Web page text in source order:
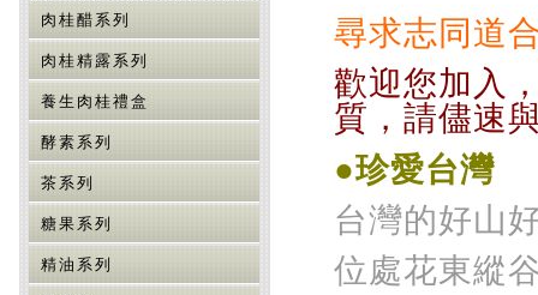
肉桂醋系列
肉桂精露系列
養生肉桂禮盒
酵素系列
茶系列
糖果系列
精油系列
尋求志同道
歡迎您加入
質，請儘速
●珍愛台灣
台灣的好山
位處花東縱